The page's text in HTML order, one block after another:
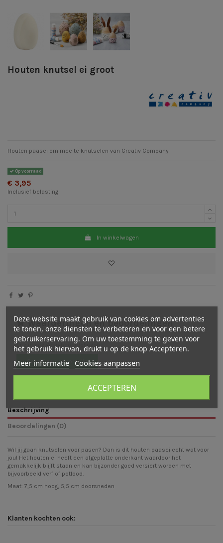
Houten knutsel ei groot
Houten paasei om mee te knutselen van Creativ Company
Op voorraad
€ 3,95
Inclusief belasting
In winkelwagen
Waarderingen en beoordelingen
Er zijn nog geen beoordelingen
Schrijf een beoordeling
Beschrijving
Beoordelingen (0)
Wil jij gaan knutselen voor pasen? Dan is dit houten paasei echt wat voor
jou! Het houten ei heeft een afgeplatte onderkant waardoor het
gemakkelijk blijft staan en kan bijzonder goed versiert worden met
bijvoorbeeld verf of potlood.
Maat: 7,5 cm hoog, 5,5 cm doorsneden
Klanten kochten ook:
Deze website maakt gebruik van cookies om advertenties
te tonen, onze diensten te verbeteren en voor een betere
gebruikerservaring. Om uw toestemming te geven voor
het gebruik hiervan, drukt u op de knop Accepteren.
Meer informatie Cookies aanpassen
ACCEPTEREN